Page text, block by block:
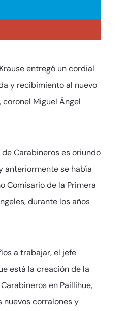
entregó un cordial
y recibimiento al nuevo
Miguel Ángel
Carabineros es oriundo
anteriormente se había
Comisario de la Primera
durante los años
a trabajar, el jefe
está la creación de la
en Paillihue,
nuevos corralones y